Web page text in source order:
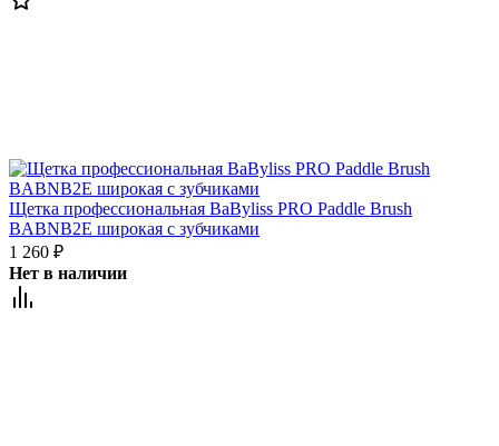
Щетка профессиональная BaByliss PRO Paddle Brush
BABNB2E широкая с зубчиками
1 260 ₽
Нет в наличии